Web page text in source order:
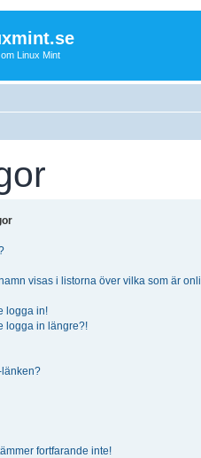
Linux Mint
visas i listorna över vilka som är
logga in!
logga in längre?!
länken?
fortfarande inte!